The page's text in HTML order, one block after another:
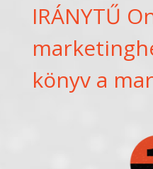
IRÁNYTŰ
könyv a